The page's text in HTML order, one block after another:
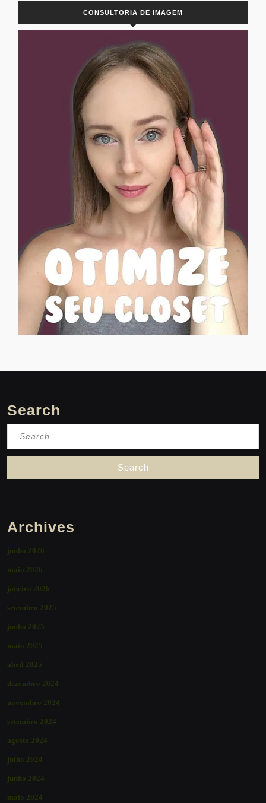
CONSULTORIA DE IMAGEM
Search
Archives
junho 2026
maio 2026
janeiro 2026
setembro 2025
junho 2025
maio 2025
abril 2025
dezembro 2024
novembro 2024
setembro 2024
agosto 2024
julho 2024
junho 2024
maio 2024